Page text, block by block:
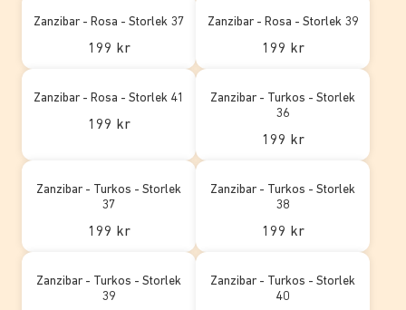
Zanzibar - Rosa - Storlek 37
199 kr
Zanzibar - Rosa - Storlek 39
199 kr
Zanzibar - Rosa - Storlek 41
199 kr
Zanzibar - Turkos - Storlek
36
199 kr
Zanzibar - Turkos - Storlek
37
199 kr
Zanzibar - Turkos - Storlek
38
199 kr
Zanzibar - Turkos - Storlek
39
Zanzibar - Turkos - Storlek
40